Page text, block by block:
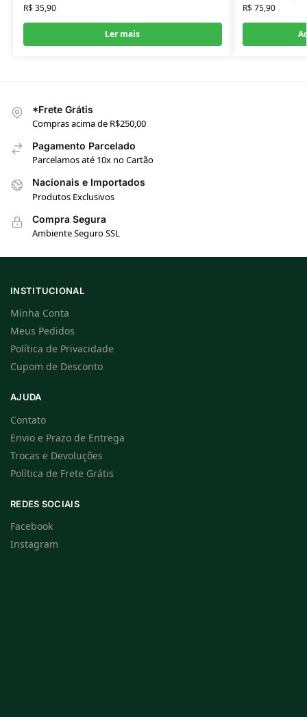
R$35,90
Ler mais
R$75,90
*Frete Grátis
Compras acima de R$250,00
Pagamento Parcelado
Parcelamos até 10x no Cartão
Nacionais e Importados
Produtos Exclusivos
Compra Segura
Ambiente Seguro SSL
INSTITUCIONAL
Minha Conta
Meus Pedidos
Política de Privacidade
Cupom de Desconto
AJUDA
Contato
Envio e Prazo de Entrega
Trocas e Devoluções
Política de Frete Grátis
REDES SOCIAIS
Facebook
Instagram